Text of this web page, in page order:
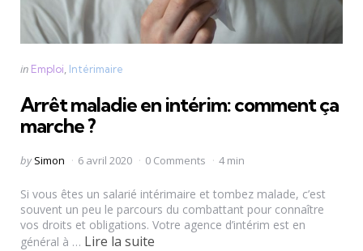
Categories
Posted
in Emploi Intérimaire
Arrêt maladie en intérim: comment ça
marche ?
Posted
by Simon 6 avril 2020 0 Comments 4 min
Si vous êtes un salarié intérimaire et tombez malade, c’est
souvent un peu le parcours du combattant pour connaître
vos droits et obligations. Votre agence d’intérim est en
général à … Lire la suite